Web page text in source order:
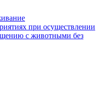
при осуществлении
с животными без